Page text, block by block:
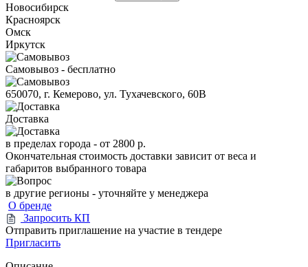
Новосибирск
Красноярск
Омск
Иркутск
Самовывоз - бесплатно
650070, г. Кемерово, ул. Тухачевского, 60В
Доставка
в пределах города - от 2800 р.
Окончательная стоимость доставки зависит от веса и
габаритов выбранного товара
в другие регионы - уточняйте у менеджера
О бренде
Запросить КП
Отправить приглашение на участие в тендере
Пригласить